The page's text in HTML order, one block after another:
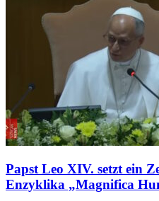
Papst Leo XIV. setzt ein
Enzyklika „Magnifica